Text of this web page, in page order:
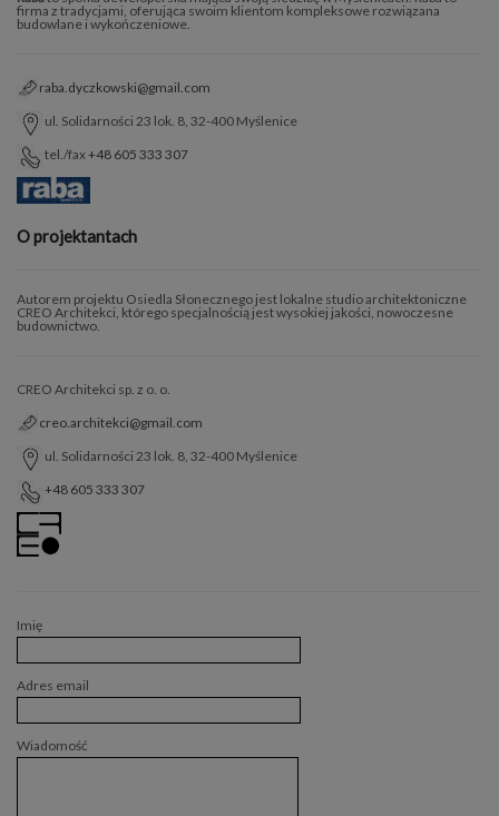
firma z tradycjami, oferująca swoim klientom kompleksowe rozwiązana
budowlane i wykończeniowe.
raba.dyczkowski@gmail.com
ul. Solidarności 23 lok. 8, 32-400 Myślenice
tel./fax+48 605 333 307
O projektantach
Autorem projektu Osiedla Słonecznego jest lokalne studio architektoniczne
CREO Architekci, którego specjalnością jest wysokiej jakości, nowoczesne
budownictwo.
CREO Architekci sp. z o. o.
creo.architekci@gmail.com
ul. Solidarności 23 lok. 8, 32-400 Myślenice
+48 605 333 307
Imię
Adres email
Wiadomość